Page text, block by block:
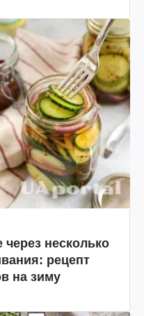
несколько
рецепт
на зиму